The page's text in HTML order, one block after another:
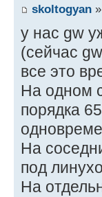
skoltogyan
у нас gw
(сейчас
все это
На одном
порядка
На
под
На